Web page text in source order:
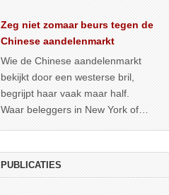
Zeg niet zomaar beurs tegen de
Chinese aandelenmarkt
Wie de Chinese aandelenmarkt
bekijkt door een westerse bril,
begrijpt haar vaak maar half.
Waar beleggers in New York of
PUBLICATIES